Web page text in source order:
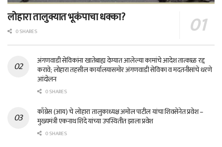
लोहारा तालुक्यात भूकंपाचा धक्का?
0 SHARES
अंगणवाडी सेविकांना खातेबाह्य देण्यात आलेल्या कामांचे आदेश तात्काळ रद्द
करावे; लोहारा तहसील कार्यालयासमोर अंगणवाडी सेविका व मदतनीसांचे धरणे
आंदोलन
0 SHARES
काँग्रेस (आय) चे लोहारा तालुकाध्यक्ष अमोल पाटील यांचा शिवसेनेत प्रवेश –
मुख्यमंत्री एकनाथ शिंदे यांच्या उपस्थितीत झाला प्रवेश
0 SHARES